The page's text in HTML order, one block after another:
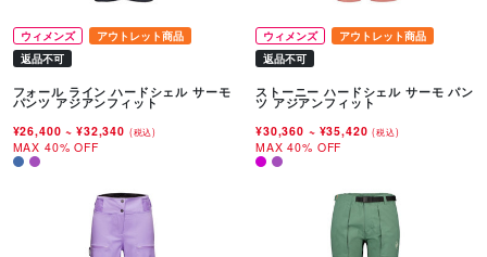
ウィメンズ
アウトレット商品
返品不可
フォール ライン ハードシェル サーモ
パンツ アジアンフィット
¥26,400~ ¥32,340 (税込)
MAX 40% OFF
ウィメンズ
アウトレット商品
返品不可
ストーニー ハードシェル サーモ パン
ツ アジアンフィット
¥30,360 ~ ¥35,420(税込)
MAX 40% OFF